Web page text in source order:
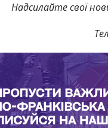
Надсилайте свої